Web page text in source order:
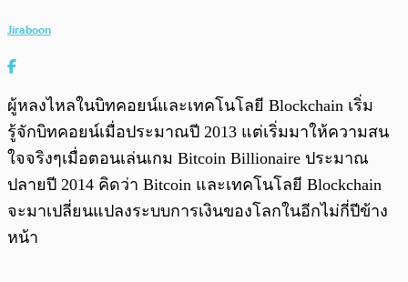
Jiraboon
ผู้หลงไหลในบิทคอยน์และเทคโนโลยี Blockchain เริ่ม
รู้จักบิทคอยน์เมื่อประมาณปี 2013 แต่เริ่มมาให้ความสน
ใจจริงๆเมื่อตอนเล่นเกม Bitcoin Billionaire ประมาณ
ปลายปี 2014 คิดว่า Bitcoin และเทคโนโลยี Blockchain
จะมาเปลี่ยนแปลงระบบการเงินของโลกในอีกไม่กี่ปีข้าง
หน้า